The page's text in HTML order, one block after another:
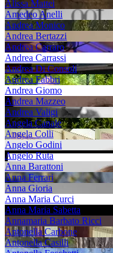
Alissa Mattei
Amedeo Anelli
Andrea Monico
Andrea Bertazzi
Andrea Carraro
Andrea Carrassi
Andrea Di Consoli
Andrea Fabbri
Andrea Giomo
Andrea Mazzeo
Andrea Valigi
Angela Canale
Angela Colli
Angelo Godini
Angelo Ruta
Anna Barattoni
Anna Ferrari
Anna Gioria
Anna Maria Curci
Anna Maria Sabetta
Annamaria Barbato Ricci
Antonella Carbone
Antonella Casilli